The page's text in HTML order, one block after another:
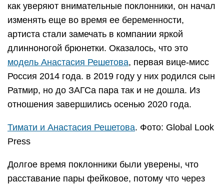
как уверяют внимательные поклонники, он начал
изменять еще во время ее беременности,
артиста стали замечать в компании яркой
длинноногой брюнетки. Оказалось, что это
модель Анастасия Решетова, первая вице-мисс
Россия 2014 года. в 2019 году у них родился сын
Ратмир, но до ЗАГСа пара так и не дошла. Из
отношения завершились осенью 2020 года.
Тимати и Анастасия Решетова. Фото: Global Look
Press
Долгое время поклонники были уверены, что
расставание пары фейковое, потому что через